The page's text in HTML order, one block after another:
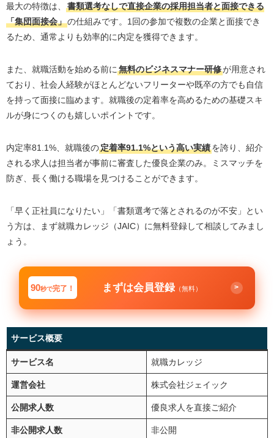
最大の特徴は、
書類選考なしで直接企業の採用担当者と面接できる
「集団面接会」の仕組みです。1回の参加で複数の企業と面接でき
るため、通常よりも効率的に内定を獲得できます。
また、就職活動を始める前に 無料のビジネスマナー研修が用意され
ており、社会人経験がほとんどないフリーターや既卒の方でも自信
を持って面接に臨めます。就職後の定着率を高めるための基礎スキ
ルが身につくのも嬉しいポイントです。
内定率81.1%、就職後の定着率91.1%という高い実績を誇り、紹介
される求人は担当者が事前に審査した優良企業のみ。ミスマッチを
防ぎ、長く働ける職場を見つけることができます。
「早く正社員になりたい」「書類選考で落とされるのが不安」とい
う方は、まず就職カレッジ（JAIC）に無料登録して相談してみまし
ょう。
90秒で完了！ まずは会員登録（無料） >
サービス概要
サービス名 就職カレッジ
運営会社 株式会社ジェイック
公開求人数 優良求人を直接ご紹介
非公開求人数 非公開